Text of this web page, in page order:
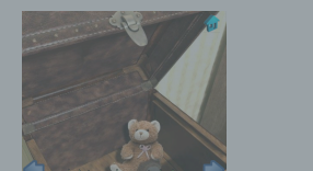
anonym erhobenen Daten und
werden durch uns daher
ferner mit dem Ziel ausgewertet,
und die Datensicherheit in
zu erhöhen, um letztlich ein
Schutzniveau für die von uns
personenbezogenen Daten